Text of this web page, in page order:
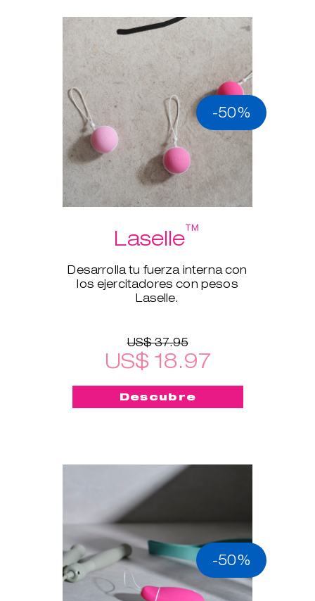
-50%
Laselle™
Desarrolla tu fuerza interna con
los ejercitadores con pesos
Laselle.
US$ 37.95
US$ 18.97
Descubre
-50%